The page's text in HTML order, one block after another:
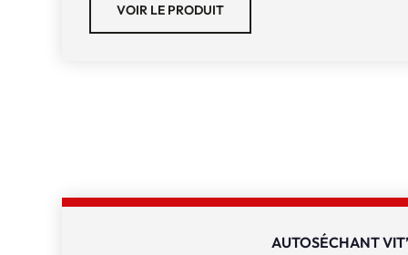
VOIR LE PRODUIT
AUTOSÉCHANT